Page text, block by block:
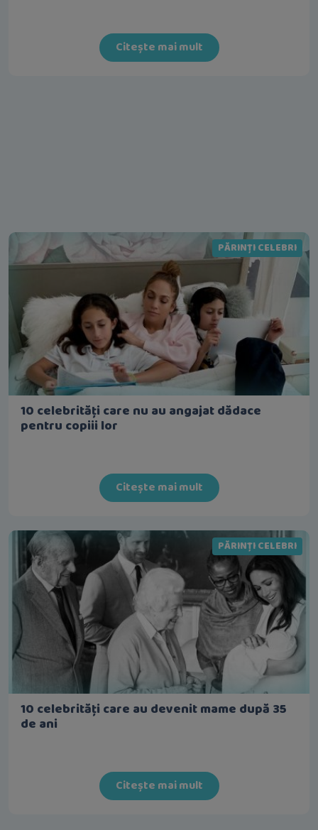
Citește mai mult
PĂRINȚI CELEBRI
10 celebrități care nu au angajat dădace
pentru copiii lor
Citește mai mult
PĂRINȚI CELEBRI
10 celebrități care au devenit mame după 35
de ani
Citește mai mult